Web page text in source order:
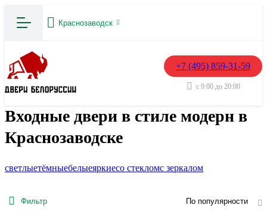
Краснозаводск
+7 (495) 859-31-59
с 9:00 до 20:00
Входные двери в стиле модерн в
Краснозаводске
светлыетёмныебелыеяркиесо стекломс зеркалом
Фильтр По популярности